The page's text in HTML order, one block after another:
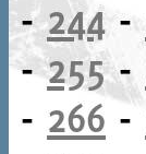
-244-
-255-
- 266 -